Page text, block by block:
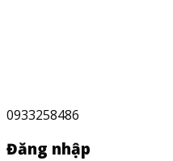
0933258486
Đăng nhập